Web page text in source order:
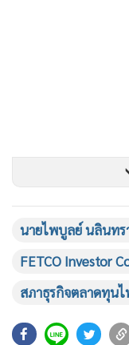
ของภาคการท่องเที่ยว
นายไพบูลย์ นลินทร
FETCO Investor
สภาธุรกิจตลาดทุนไ